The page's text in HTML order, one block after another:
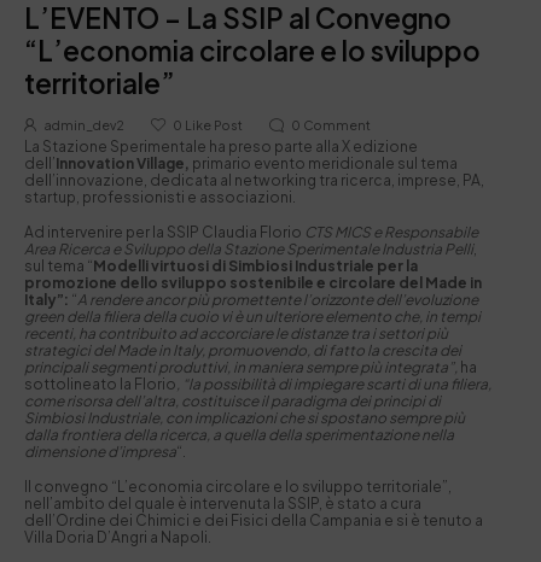
L’EVENTO – La SSIP al Convegno
“L’economia circolare e lo sviluppo
territoriale”
admin_dev2 0 Like Post 0 Comment
La Stazione Sperimentale ha preso parte alla X edizione
dell’Innovation Village, primario evento meridionale sul tema
dell’innovazione, dedicata al networking tra ricerca, imprese, PA,
startup, professionisti e associazioni.
Ad intervenire per la SSIP Claudia Florio CTS MICS e Responsabile
Area Ricerca e Sviluppo della Stazione Sperimentale Industria Pelli,
sul tema “Modelli virtuosi di Simbiosi Industriale per la
promozione dello sviluppo sostenibile e circolare del Made in
Italy”: “A rendere ancor più promettente l’orizzonte dell’evoluzione
green della filiera della cuoio vi è un ulteriore elemento che, in tempi
recenti, ha contribuito ad accorciare le distanze tra i settori più
strategici del Made in Italy, promuovendo, di fatto la crescita dei
principali segmenti produttivi, in maniera sempre più integrata”, ha
sottolineato la Florio, “la possibilità di impiegare scarti di una filiera,
come risorsa dell’altra, costituisce il paradigma dei principi di
Simbiosi Industriale, con implicazioni che si spostano sempre più
dalla frontiera della ricerca, a quella della sperimentazione nella
dimensione d’impresa“.
Il convegno “L’economia circolare e lo sviluppo territoriale”,
nell’ambito del quale è intervenuta la SSIP, è stato a cura
dell’Ordine dei Chimici e dei Fisici della Campania e si è tenuto a
Villa Doria D’Angri a Napoli.